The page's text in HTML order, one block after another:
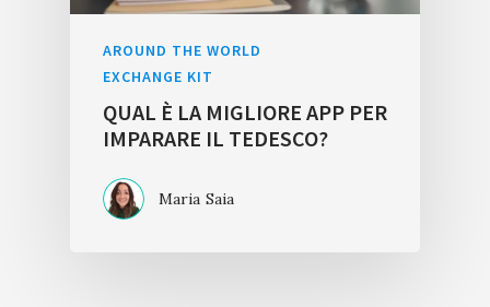
AROUND THE WORLD
EXCHANGE KIT
QUAL È LA MIGLIORE APP PER
IMPARARE IL TEDESCO?
Maria Saia